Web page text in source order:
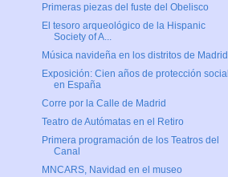
Primeras piezas del fuste del Obelisco
El tesoro arqueológico de la Hispanic
Society of A...
Música navideña en los distritos de Madrid
Exposición: Cien años de protección social
en España
Corre por la Calle de Madrid
Teatro de Autómatas en el Retiro
Primera programación de los Teatros del
Canal
MNCARS, Navidad en el museo